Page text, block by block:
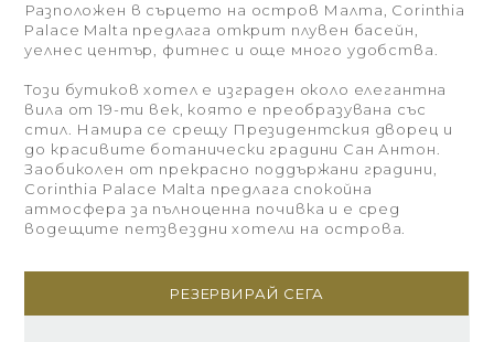
Разположен в сърцето на остров Малта, Corinthia
Palace Malta предлага открит плувен басейн,
уелнес център, фитнес и още много удобства.
Този бутиков хотел е изграден около елегантна
вила от 19-ти век, която е преобразувана със
стил. Намира се срещу Президентския дворец и
до красивите ботанически градини Сан Антон.
Заобиколен от прекрасно поддържани градини,
Corinthia Palace Malta предлага спокойна
атмосфера за пълноценна почивка и е сред
водещите петзвездни хотели на острова.
РЕЗЕРВИРАЙ СЕГА